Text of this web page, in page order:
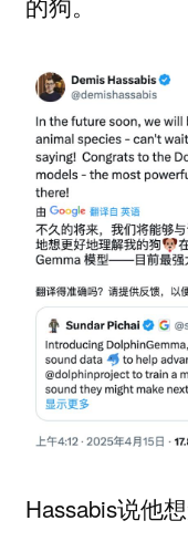
Hassabis说他